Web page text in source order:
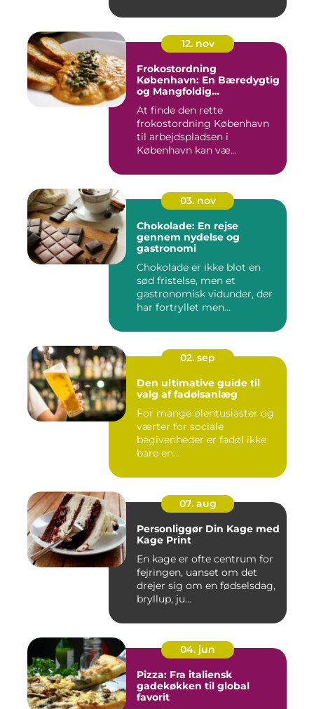
12. nov
Frokostordning
København: En Bæredygtig
og Mangfoldig
At finde den rette
frokostordning København
til arbejdspladsen i
København kan væ...
03. nov
Chokolade: En rejse
gennem nydelse og
gastronomi
Chokolade er ikke blot en
sød fristelse, men et
gastronomisk vidunder, der
har fortryllet men...
02. sep
Den ultimative guide til
valg af fadølsanlæg
For mange ølentusiaster og
værter for sociale
begivenheder er fadøl ikke
bare en...
07. aug
Personliggør Din Kage med
Kage Print
En kage er ofte centrum for
fejringen, uanset om det
drejer sig om en fødselsdag,
bryllup, ju...
04. jun
Pizza: Fra italiensk
gadekøkken til global
favorit